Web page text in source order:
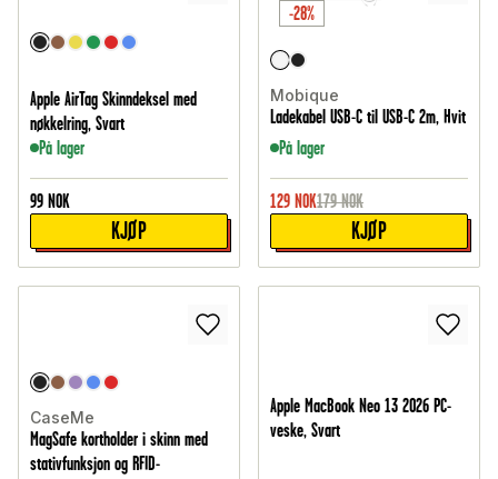
Apple AirTag Skinndeksel med
nøkkelring, Svart
På lager
99 NOK
KJØP
-28%
Mobique
Ladekabel USB-C til USB-C 2m, Hvit
På lager
129 NOK179 NOK
KJØP
CaseMe
MagSafe kortholder i skinn med
stativfunksjon og RFID-
Apple MacBook Neo 13 2026 PC-
veske, Svart